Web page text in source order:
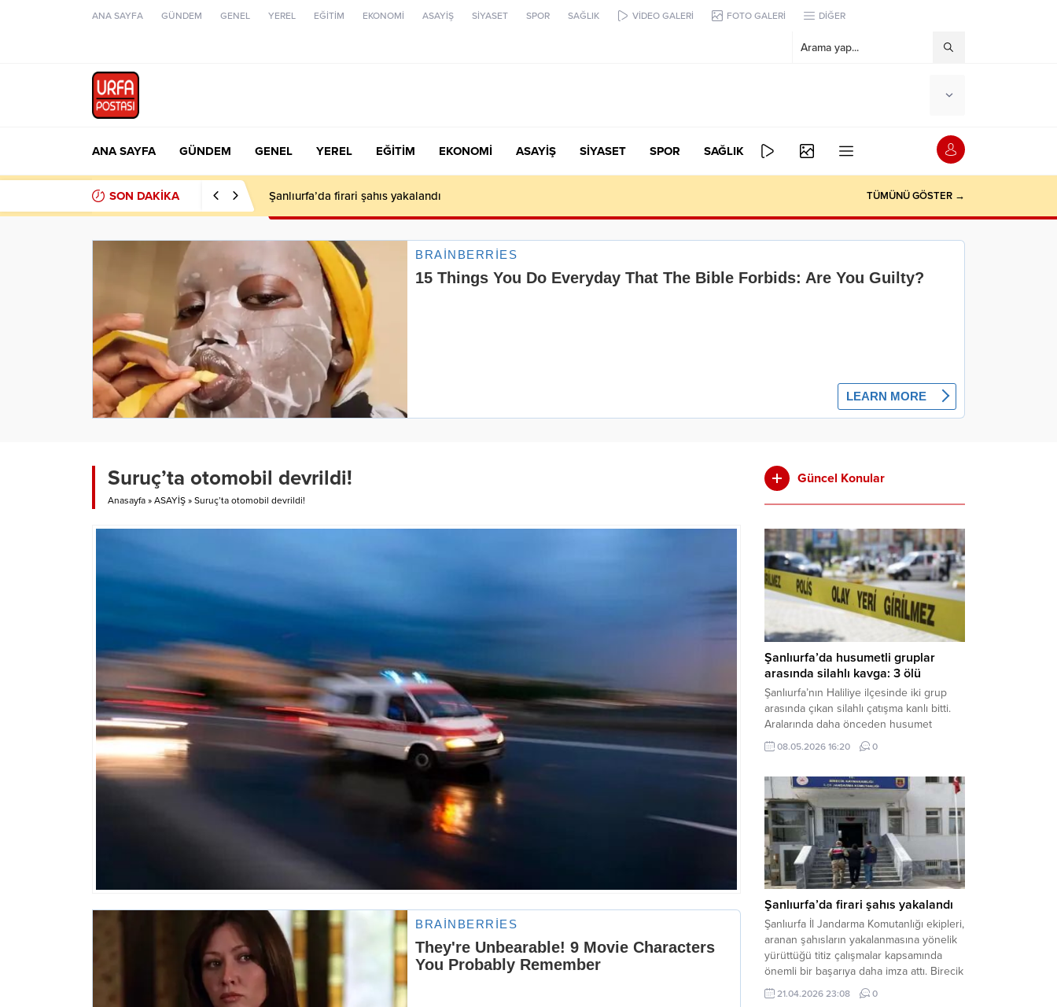
ANA SAYFA GÜNDEM GENEL YEREL EĞİTİM EKONOMİ ASAYİŞ SİYASET SPOR SAĞLIK VİDEO GALERİ FOTO GALERİ DİĞER
ANA SAYFA GÜNDEM GENEL YEREL EĞİTİM EKONOMİ ASAYİŞ SİYASET SPOR SAĞLIK
SON DAKİKA Şanlıurfa’da firari şahıs yakalandı TÜMÜNÜ GÖSTER →
Suruç’ta otomobil devrildi!
Anasayfa » ASAYİŞ » Suruç’ta otomobil devrildi!
Güncel Konular
Şanlıurfa’da husumetli gruplar
arasında silahlı kavga: 3 ölü
Şanlıurfa’nın Haliliye ilçesinde iki grup
arasında çıkan silahlı çatışma kanlı bitti.
Aralarında daha önceden husumet
olduğu öğrenilen tarafların kavgası
neticesinde 3 kişi olay yerinde yaşamını
ilçesine bağlı kırsal Konaç Mahallesi’nde
meydana geldi. Edinilen bilgilere göre,
aralarında husumet bulunan iki grup
arasında henüz belirlenemeyen bir...
08.05.2026 16:20 0
Şanlıurfa’da firari şahıs yakalandı
Şanlıurfa İl Jandarma Komutanlığı ekipleri,
aranan şahısların yakalanmasına yönelik
yürüttüğü titiz çalışmalar kapsamında
önemli bir başarıya daha imza attı. Birecik
ilçesinde düzenlenen operasyonla,
hakkında kesinleşmiş hapis cezası
21.04.2026 23:08 0